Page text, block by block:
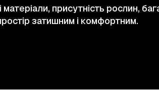
присутність рослин,
затишним і комфортним.